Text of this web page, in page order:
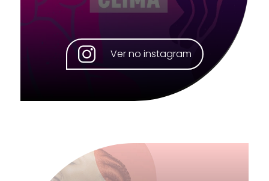
Ver no instagram